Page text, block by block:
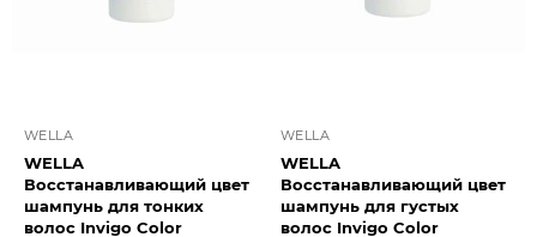
WELLA
WELLA
Восстанавливающий цвет
шампунь для тонких
волос Invigo Color
WELLA
WELLA
Восстанавливающий цвет
шампунь для густых
волос Invigo Color